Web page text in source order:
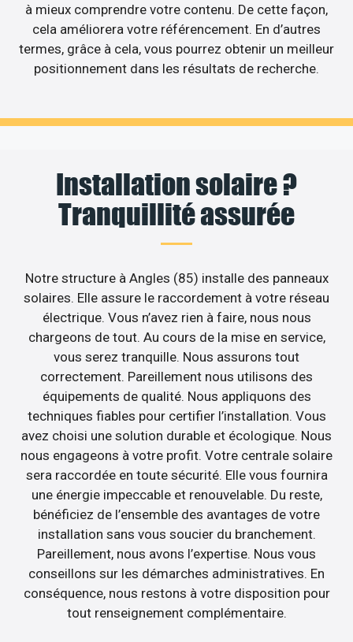
à mieux comprendre votre contenu. De cette façon,
cela améliorera votre référencement. En d’autres
termes, grâce à cela, vous pourrez obtenir un meilleur
positionnement dans les résultats de recherche.
Installation solaire ?
Tranquillité assurée
Notre structure à Angles (85) installe des panneaux
solaires. Elle assure le raccordement à votre réseau
électrique. Vous n’avez rien à faire, nous nous
chargeons de tout. Au cours de la mise en service,
vous serez tranquille. Nous assurons tout
correctement. Pareillement nous utilisons des
équipements de qualité. Nous appliquons des
techniques fiables pour certifier l’installation. Vous
avez choisi une solution durable et écologique. Nous
nous engageons à votre profit. Votre centrale solaire
sera raccordée en toute sécurité. Elle vous fournira
une énergie impeccable et renouvelable. Du reste,
bénéficiez de l’ensemble des avantages de votre
installation sans vous soucier du branchement.
Pareillement, nous avons l’expertise. Nous vous
conseillons sur les démarches administratives. En
conséquence, nous restons à votre disposition pour
tout renseignement complémentaire.